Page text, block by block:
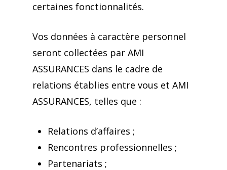
certaines fonctionnalités.
Vos données à caractère personnel
seront collectées par AMI
ASSURANCES dans le cadre de
relations établies entre vous et AMI
ASSURANCES, telles que :
Relations d’affaires ;
Rencontres professionnelles ;
Partenariats ;